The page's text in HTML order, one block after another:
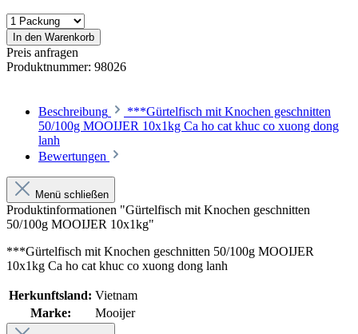
In den Warenkorb
Preis anfragen
Produktnummer: 98026
Beschreibung
***Gürtelfisch mit Knochen geschnitten
50/100g MOOIJER 10x1kg Ca ho cat khuc co xuong dong
lanh
Bewertungen
Menü schließen
Produktinformationen "Gürtelfisch mit Knochen geschnitten
50/100g MOOIJER 10x1kg"
***Gürtelfisch mit Knochen geschnitten 50/100g MOOIJER
10x1kg Ca ho cat khuc co xuong dong lanh
Herkunftsland: Vietnam
Marke:
Mooijer